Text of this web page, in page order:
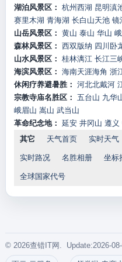
湖泊风景区： 杭州西湖 昆明滇
赛里木湖 青海湖 长白山天池 镜
山岳风景区： 黄山 泰山 华山
森林风景区： 西双版纳 四川卧
山水风景区： 桂林漓江 长江三
海滨风景区： 海南天涯海角 浙
休闲疗养避暑胜： 河北北戴河
宗教寺庙名胜区： 五台山 九华
峨眉山 嵩山 武当山
革命纪念地： 延安 井冈山 遵义
其它
天气首页 实时天气
实时路况 名胜相册 坐标
全球国家代号
© 2026查错IT网. Update:2026-